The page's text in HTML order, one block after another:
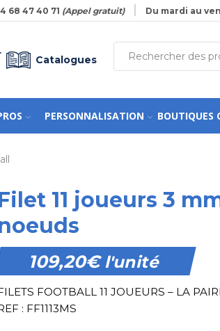
68 47 40 71 (Appel gratuit) Du mardi au
Catalogues
PERSONNALISATION BOUTIQUES
11 joueurs 3
109,20€l'unité
FOOTBALL 11 JOUEURS – LA
: FF1113MS